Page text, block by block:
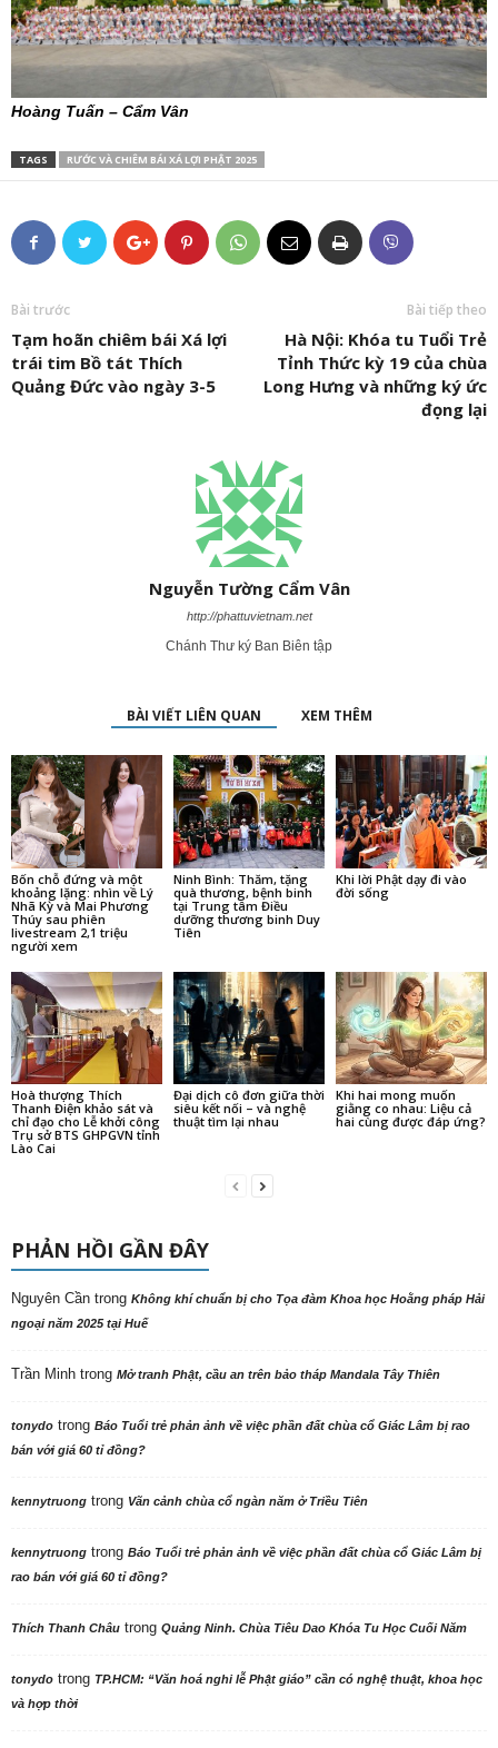
Hoàng Tuấn – Cẩm Vân
TAGS RƯỚC VÀ CHIÊM BÁI XÁ LỢI PHẬT 2025
Bài trước
Tạm hoãn chiêm bái Xá lợi
trái tim Bồ tát Thích
Quảng Đức vào ngày 3-5
Bài tiếp theo
Hà Nội: Khóa tu Tuổi Trẻ
Tỉnh Thức kỳ 19 của chùa
Long Hưng và những ký ức
đọng lại
Nguyễn Tường Cẩm Vân
http://phattuvietnam.net
Chánh Thư ký Ban Biên tập
BÀI VIẾT LIÊN QUAN XEM THÊM
Bốn chỗ đứng và một
khoảng lặng: nhìn về Lý
Nhã Kỳ và Mai Phương
Thúy sau phiên
livestream 2,1 triệu
người xem
Ninh Bình: Thăm, tặng
quà thương, bệnh binh
tại Trung tâm Điều
dưỡng thương binh Duy
Tiên
Khi lời Phật dạy đi vào
đời sống
Hoà thượng Thích
Thanh Điện khảo sát và
chỉ đạo cho Lễ khởi công
Trụ sở BTS GHPGVN tỉnh
Lào Cai
Đại dịch cô đơn giữa thời
siêu kết nối – và nghệ
thuật tìm lại nhau
Khi hai mong muốn
giằng co nhau: Liệu cả
hai cùng được đáp ứng?
PHẢN HỒI GẦN ĐÂY
Nguyên Cần trong Không khí chuẩn bị cho Tọa đàm Khoa học Hoằng pháp Hải
ngoại năm 2025 tại Huế
Trần Minh trong Mở tranh Phật, cầu an trên bảo tháp Mandala Tây Thiên
tonydo trong Báo Tuổi trẻ phản ảnh về việc phần đất chùa cổ Giác Lâm bị rao
bán với giá 60 tỉ đồng?
kennytruong trong Vãn cảnh chùa cổ ngàn năm ở Triều Tiên
kennytruong trong Báo Tuổi trẻ phản ảnh về việc phần đất chùa cổ Giác Lâm bị
rao bán với giá 60 tỉ đồng?
Thích Thanh Châu trong Quảng Ninh. Chùa Tiêu Dao Khóa Tu Học Cuối Năm
tonydo trong TP.HCM: “Văn hoá nghi lễ Phật giáo” cần có nghệ thuật, khoa học
và hợp thời